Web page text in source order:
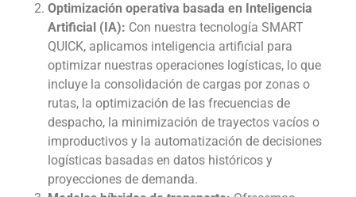
Optimización operativa basada en Inteligencia
Artificial (IA): Con nuestra tecnología SMART
QUICK, aplicamos inteligencia artificial para
optimizar nuestras operaciones logísticas, lo que
incluye la consolidación de cargas por zonas o
rutas, la optimización de las frecuencias de
despacho, la minimización de trayectos vacíos o
improductivos y la automatización de decisiones
logísticas basadas en datos históricos y
proyecciones de demanda.